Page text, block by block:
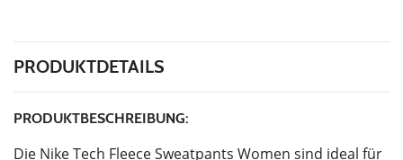
PRODUKTDETAILS
PRODUKTBESCHREIBUNG:
Die Nike Tech Fleece Sweatpants Women sind ideal für